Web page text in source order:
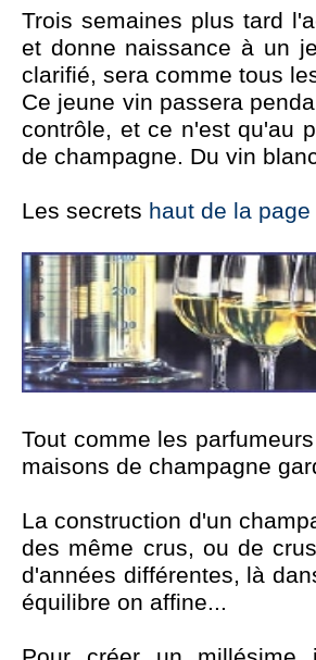
Trois semaines plus tard
et donne naissance à un
clarifié, sera comme tous
Ce jeune vin passera
contrôle, et ce n'est qu'au
de champagne. Du vin
Les secrets haut de la page
Tout comme les
maisons de champagne
La construction d'un
des même crus, ou de
d'années différentes, là
équilibre on affine...